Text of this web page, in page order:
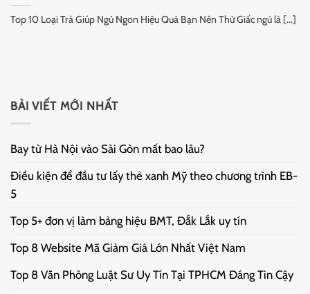
Top 10 Loại Trà Giúp Ngủ Ngon Hiệu Quả Bạn Nên Thử Giấc ngủ là [...]
BÀI VIẾT MỚI NHẤT
Bay từ Hà Nội vào Sài Gòn mất bao lâu?
Điều kiện để đầu tư lấy thẻ xanh Mỹ theo chương trình EB-
5
Top 5+ đơn vị làm bảng hiệu BMT, Đắk Lắk uy tín
Top 8 Website Mã Giảm Giá Lớn Nhất Việt Nam
Top 8 Văn Phòng Luật Sư Uy Tín Tại TPHCM Đáng Tin Cậy